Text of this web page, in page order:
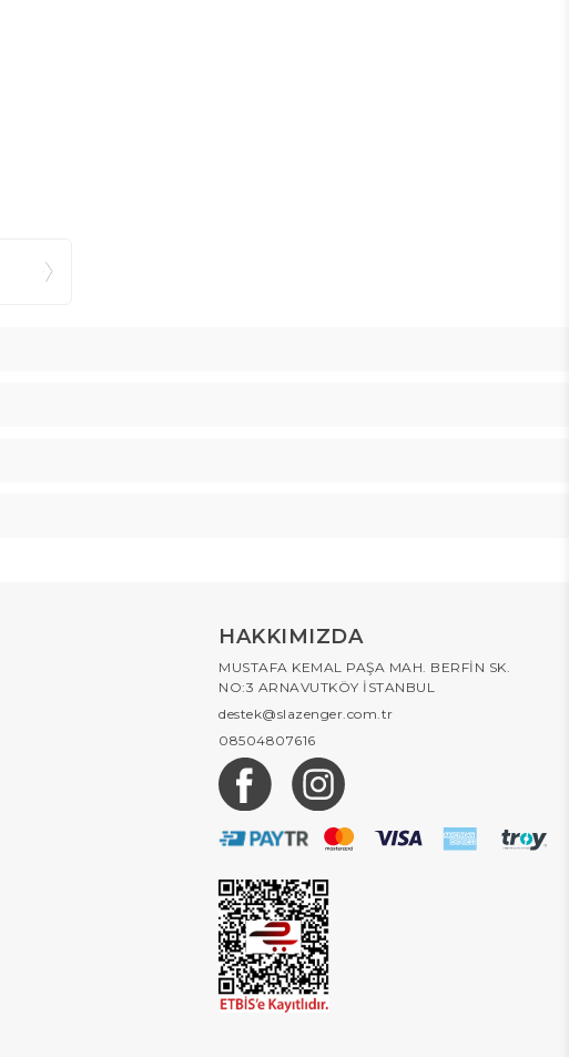
HAKKIMIZDA
MUSTAFA KEMAL PAŞA MAH. BERFİN SK.
NO:3 ARNAVUTKÖY İSTANBUL
destek@slazenger.com.tr
08504807616